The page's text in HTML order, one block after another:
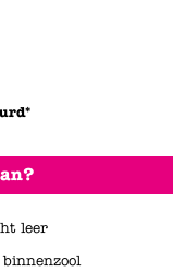
leer